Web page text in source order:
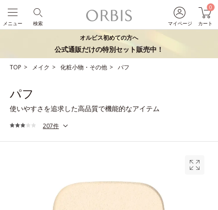
マイページ
0
カート
検索
メニュー
オルビス初めての方へ
公式通販だけの特別セット販売中！
TOP メイク 化粧小物・その他 パフ
パフ
使いやすさを追求した高品質で機能的なアイテム
207件